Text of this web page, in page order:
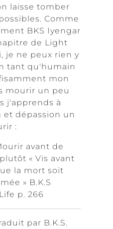
laisse tomber
Comme
BKS Iyengar
de Light
je ne peux rien y
tant qu'humain
mon
mourir un peu
j'apprends à
et dépassion un
:
avant de
« Vis avant
la mort soit
» B.K.S
p. 266
par B.K.S.